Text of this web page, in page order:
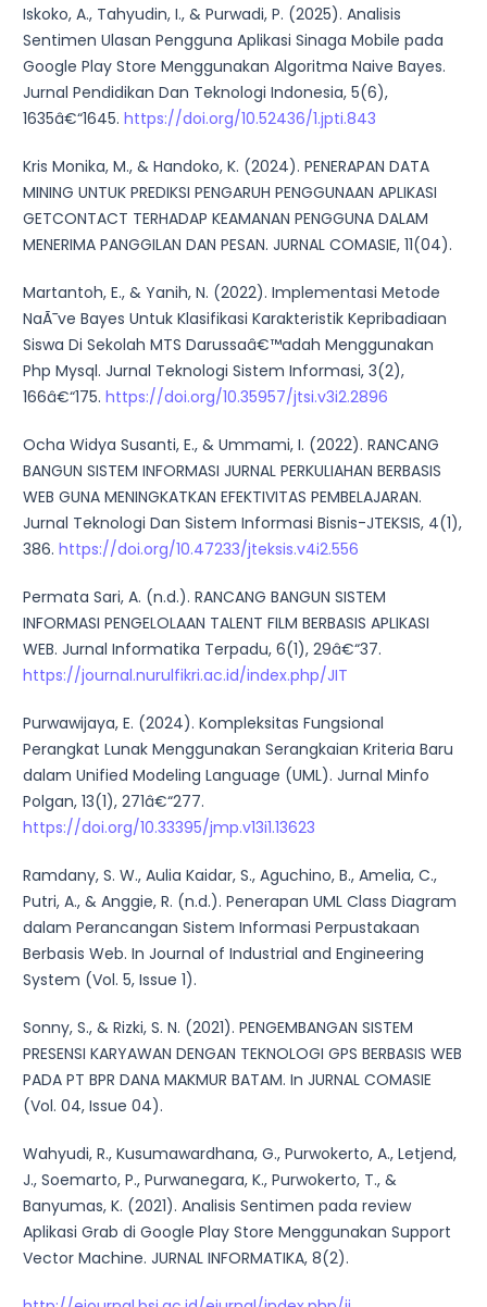
Iskoko, A., Tahyudin, I., & Purwadi, P. (2025). Analisis
Sentimen Ulasan Pengguna Aplikasi Sinaga Mobile pada
Google Play Store Menggunakan Algoritma Naive Bayes.
Jurnal Pendidikan Dan Teknologi Indonesia, 5(6),
1635â€“1645. https://doi.org/10.52436/1.jpti.843
Kris Monika, M., & Handoko, K. (2024). PENERAPAN DATA
MINING UNTUK PREDIKSI PENGARUH PENGGUNAAN APLIKASI
GETCONTACT TERHADAP KEAMANAN PENGGUNA DALAM
MENERIMA PANGGILAN DAN PESAN. JURNAL COMASIE, 11(04).
Martantoh, E., & Yanih, N. (2022). Implementasi Metode
NaÃ¯ve Bayes Untuk Klasifikasi Karakteristik Kepribadiaan
Siswa Di Sekolah MTS Darussaâ€™adah Menggunakan
Php Mysql. Jurnal Teknologi Sistem Informasi, 3(2),
166â€“175. https://doi.org/10.35957/jtsi.v3i2.2896
Ocha Widya Susanti, E., & Ummami, I. (2022). RANCANG
BANGUN SISTEM INFORMASI JURNAL PERKULIAHAN BERBASIS
WEB GUNA MENINGKATKAN EFEKTIVITAS PEMBELAJARAN.
Jurnal Teknologi Dan Sistem Informasi Bisnis-JTEKSIS, 4(1),
386. https://doi.org/10.47233/jteksis.v4i2.556
Permata Sari, A. (n.d.). RANCANG BANGUN SISTEM
INFORMASI PENGELOLAAN TALENT FILM BERBASIS APLIKASI
WEB. Jurnal Informatika Terpadu, 6(1), 29â€“37.
https://journal.nurulfikri.ac.id/index.php/JIT
Purwawijaya, E. (2024). Kompleksitas Fungsional
Perangkat Lunak Menggunakan Serangkaian Kriteria Baru
dalam Unified Modeling Language (UML). Jurnal Minfo
Polgan, 13(1), 271â€“277.
https://doi.org/10.33395/jmp.v13i1.13623
Ramdany, S. W., Aulia Kaidar, S., Aguchino, B., Amelia, C.,
Putri, A., & Anggie, R. (n.d.). Penerapan UML Class Diagram
dalam Perancangan Sistem Informasi Perpustakaan
Berbasis Web. In Journal of Industrial and Engineering
System (Vol. 5, Issue 1).
Sonny, S., & Rizki, S. N. (2021). PENGEMBANGAN SISTEM
PRESENSI KARYAWAN DENGAN TEKNOLOGI GPS BERBASIS WEB
PADA PT BPR DANA MAKMUR BATAM. In JURNAL COMASIE
(Vol. 04, Issue 04).
Wahyudi, R., Kusumawardhana, G., Purwokerto, A., Letjend,
J., Soemarto, P., Purwanegara, K., Purwokerto, T., &
Banyumas, K. (2021). Analisis Sentimen pada review
Aplikasi Grab di Google Play Store Menggunakan Support
Vector Machine. JURNAL INFORMATIKA, 8(2).